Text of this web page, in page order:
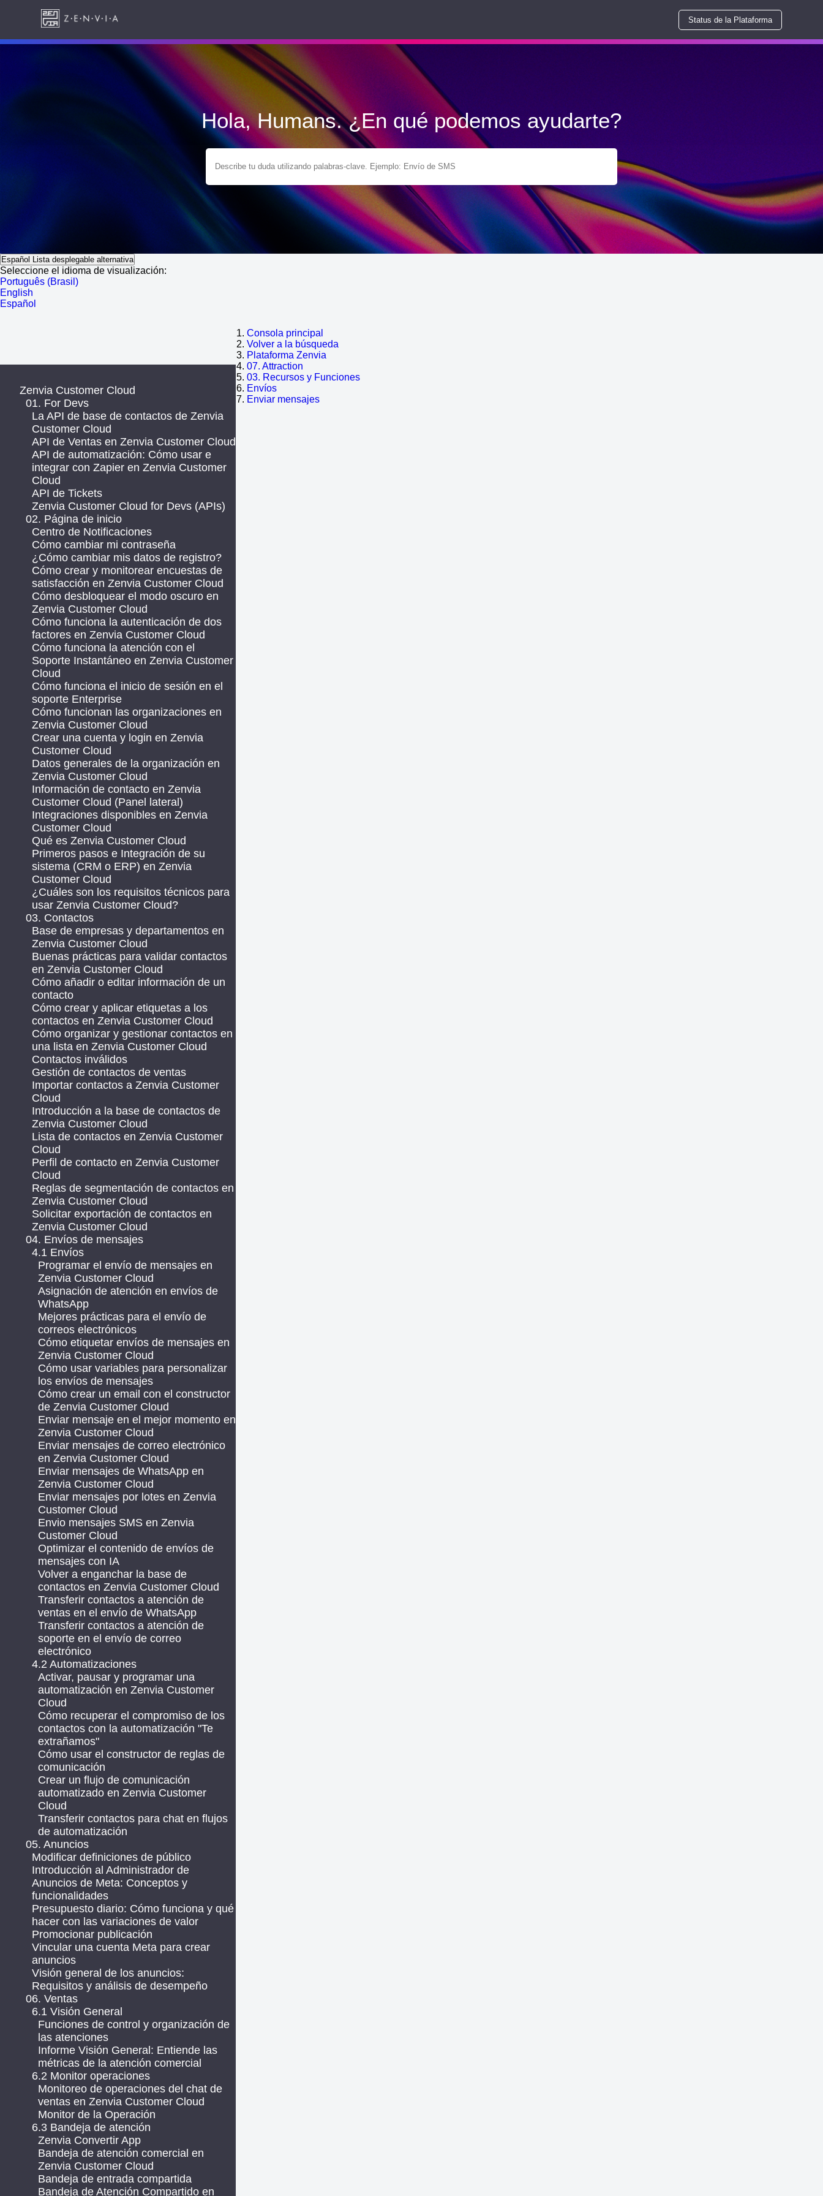
Status de la Plataforma
Hola, Humans. ¿En qué podemos ayudarte?
Español Lista desplegable alternativa
Seleccione el idioma de visualización:
Português (Brasil)
English
Español
Consola principal
Volver a la búsqueda
Plataforma Zenvia
07. Attraction
03. Recursos y Funciones
Envíos
Enviar mensajes
Zenvia Customer Cloud
01. For Devs
La API de base de contactos de Zenvia
Customer Cloud
API de Ventas en Zenvia Customer Cloud
API de automatización: Cómo usar e
integrar con Zapier en Zenvia Customer
Cloud
API de Tickets
Zenvia Customer Cloud for Devs (APIs)
02. Página de inicio
Centro de Notificaciones
Cómo cambiar mi contraseña
¿Cómo cambiar mis datos de registro?
Cómo crear y monitorear encuestas de
satisfacción en Zenvia Customer Cloud
Cómo desbloquear el modo oscuro en
Zenvia Customer Cloud
Cómo funciona la autenticación de dos
factores en Zenvia Customer Cloud
Cómo funciona la atención con el
Soporte Instantáneo en Zenvia Customer
Cloud
Cómo funciona el inicio de sesión en el
soporte Enterprise
Cómo funcionan las organizaciones en
Zenvia Customer Cloud
Crear una cuenta y login en Zenvia
Customer Cloud
Datos generales de la organización en
Zenvia Customer Cloud
Información de contacto en Zenvia
Customer Cloud (Panel lateral)
Integraciones disponibles en Zenvia
Customer Cloud
Qué es Zenvia Customer Cloud
Primeros pasos e Integración de su
sistema (CRM o ERP) en Zenvia
Customer Cloud
¿Cuáles son los requisitos técnicos para
usar Zenvia Customer Cloud?
03. Contactos
Base de empresas y departamentos en
Zenvia Customer Cloud
Buenas prácticas para validar contactos
en Zenvia Customer Cloud
Cómo añadir o editar información de un
contacto
Cómo crear y aplicar etiquetas a los
contactos en Zenvia Customer Cloud
Cómo organizar y gestionar contactos en
una lista en Zenvia Customer Cloud
Contactos inválidos
Gestión de contactos de ventas
Importar contactos a Zenvia Customer
Cloud
Introducción a la base de contactos de
Zenvia Customer Cloud
Lista de contactos en Zenvia Customer
Cloud
Perfil de contacto en Zenvia Customer
Cloud
Reglas de segmentación de contactos en
Zenvia Customer Cloud
Solicitar exportación de contactos en
Zenvia Customer Cloud
04. Envíos de mensajes
4.1 Envíos
Programar el envío de mensajes en
Zenvia Customer Cloud
Asignación de atención en envíos de
WhatsApp
Mejores prácticas para el envío de
correos electrónicos
Cómo etiquetar envíos de mensajes en
Zenvia Customer Cloud
Cómo usar variables para personalizar
los envíos de mensajes
Cómo crear un email con el constructor
de Zenvia Customer Cloud
Enviar mensaje en el mejor momento en
Zenvia Customer Cloud
Enviar mensajes de correo electrónico
en Zenvia Customer Cloud
Enviar mensajes de WhatsApp en
Zenvia Customer Cloud
Enviar mensajes por lotes en Zenvia
Customer Cloud
Envio mensajes SMS en Zenvia
Customer Cloud
Optimizar el contenido de envíos de
mensajes con IA
Volver a enganchar la base de
contactos en Zenvia Customer Cloud
Transferir contactos a atención de
ventas en el envío de WhatsApp
Transferir contactos a atención de
soporte en el envío de correo
electrónico
4.2 Automatizaciones
Activar, pausar y programar una
automatización en Zenvia Customer
Cloud
Cómo recuperar el compromiso de los
contactos con la automatización "Te
extrañamos"
Cómo usar el constructor de reglas de
comunicación
Crear un flujo de comunicación
automatizado en Zenvia Customer
Cloud
Transferir contactos para chat en flujos
de automatización
05. Anuncios
Modificar definiciones de público
Introducción al Administrador de
Anuncios de Meta: Conceptos y
funcionalidades
Presupuesto diario: Cómo funciona y qué
hacer con las variaciones de valor
Promocionar publicación
Vincular una cuenta Meta para crear
anuncios
Visión general de los anuncios:
Requisitos y análisis de desempeño
06. Ventas
6.1 Visión General
Funciones de control y organización de
las atenciones
Informe Visión General: Entiende las
métricas de la atención comercial
6.2 Monitor operaciones
Monitoreo de operaciones del chat de
ventas en Zenvia Customer Cloud
Monitor de la Operación
6.3 Bandeja de atención
Zenvia Convertir App
Bandeja de atención comercial en
Zenvia Customer Cloud
Bandeja de entrada compartida
Bandeja de Atención Compartido en